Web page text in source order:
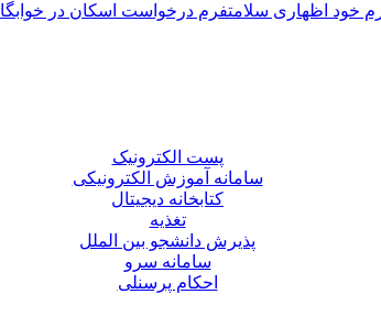
خود اظهاری سلامتفرم درخواست اسکان در
پست الکترونیک
سامانه آموزش الکترونیکی
کتابخانه دیجیتال
تغذیه
پذیرش دانشجو بین الملل
سامانه سرو
احکام پرسنلی